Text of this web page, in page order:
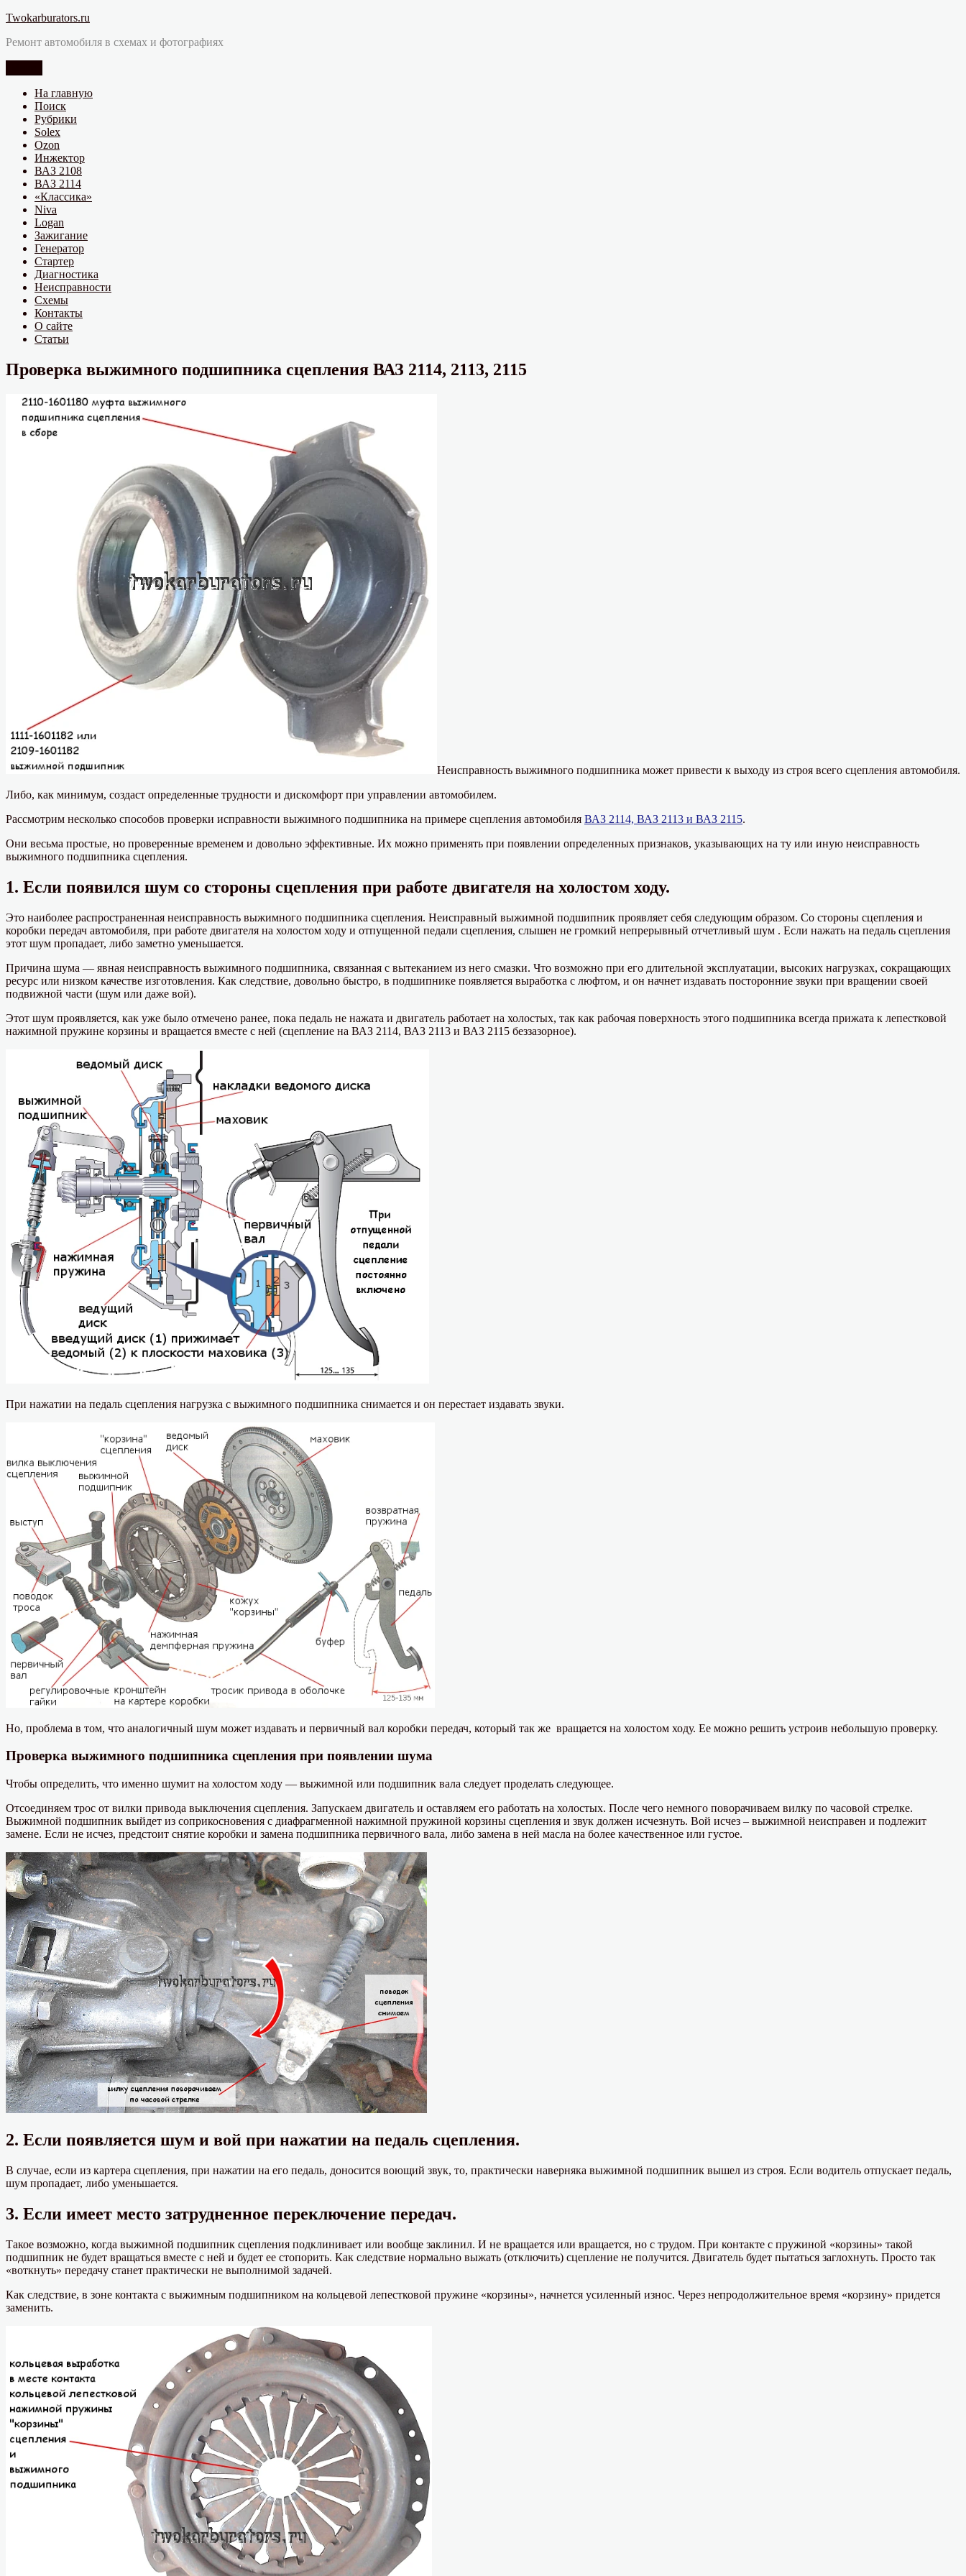
Перейти
содержимому
Twokarburators.ru
Ремонт автомобиля в схемах и фотографиях
На главную
Поиск
Рубрики
Solex
Ozon
Инжектор
ВАЗ 2108
ВАЗ 2114
«Классика»
Niva
Logan
Зажигание
Генератор
Стартер
Диагностика
Неисправности
Схемы
Контакты
О сайте
Статьи
Проверка выжимного подшипника сцепления ВАЗ 2114, 2113, 2115
Неисправность выжимного подшипника может привести к выходу из строя всего сцепления автомобиля.
Либо, как минимум, создаст определенные трудности и дискомфорт при управлении автомобилем.
Рассмотрим несколько способов проверки исправности выжимного подшипника на примере сцепления автомобиля ВАЗ 2114, ВАЗ 2113 и ВАЗ 2115.
Они весьма простые, но проверенные временем и довольно эффективные. Их можно применять при появлении определенных признаков, указывающих на ту или иную неисправность
выжимного подшипника сцепления.
1. Если появился шум со стороны сцепления при работе двигателя на холостом ходу.
Это наиболее распространенная неисправность выжимного подшипника сцепления. Неисправный выжимной подшипник проявляет себя следующим образом. Со стороны сцепления и
коробки передач автомобиля, при работе двигателя на холостом ходу и отпущенной педали сцепления, слышен не громкий непрерывный отчетливый шум . Если нажать на педаль сцепления
этот шум пропадает, либо заметно уменьшается.
Причина шума — явная неисправность выжимного подшипника, связанная с вытеканием из него смазки. Что возможно при его длительной эксплуатации, высоких нагрузках, сокращающих
ресурс или низком качестве изготовления. Как следствие, довольно быстро, в подшипнике появляется выработка с люфтом, и он начнет издавать посторонние звуки при вращении своей
подвижной части (шум или даже вой).
Этот шум проявляется, как уже было отмечено ранее, пока педаль не нажата и двигатель работает на холостых, так как рабочая поверхность этого подшипника всегда прижата к лепестковой
нажимной пружине корзины и вращается вместе с ней (сцепление на ВАЗ 2114, ВАЗ 2113 и ВАЗ 2115 беззазорное).
При нажатии на педаль сцепления нагрузка с выжимного подшипника снимается и он перестает издавать звуки.
Но, проблема в том, что аналогичный шум может издавать и первичный вал коробки передач, который так же вращается на холостом ходу. Ее можно решить устроив небольшую проверку.
Проверка выжимного подшипника сцепления при появлении шума
Чтобы определить, что именно шумит на холостом ходу — выжимной или подшипник вала следует проделать следующее.
Отсоединяем трос от вилки привода выключения сцепления. Запускаем двигатель и оставляем его работать на холостых. После чего немного поворачиваем вилку по часовой стрелке.
Выжимной подшипник выйдет из соприкосновения с диафрагменной нажимной пружиной корзины сцепления и звук должен исчезнуть. Вой исчез – выжимной неисправен и подлежит
замене. Если не исчез, предстоит снятие коробки и замена подшипника первичного вала, либо замена в ней масла на более качественное или густое.
2. Если появляется шум и вой при нажатии на педаль сцепления.
В случае, если из картера сцепления, при нажатии на его педаль, доносится воющий звук, то, практически наверняка выжимной подшипник вышел из строя. Если водитель отпускает педаль,
шум пропадает, либо уменьшается.
3. Если имеет место затрудненное переключение передач.
Такое возможно, когда выжимной подшипник сцепления подклинивает или вообще заклинил. И не вращается или вращается, но с трудом. При контакте с пружиной «корзины» такой
подшипник не будет вращаться вместе с ней и будет ее стопорить. Как следствие нормально выжать (отключить) сцепление не получится. Двигатель будет пытаться заглохнуть. Просто так
«воткнуть» передачу станет практически не выполнимой задачей.
Как следствие, в зоне контакта с выжимным подшипником на кольцевой лепестковой пружине «корзины», начнется усиленный износ. Через непродолжительное время «корзину» придется
заменить.